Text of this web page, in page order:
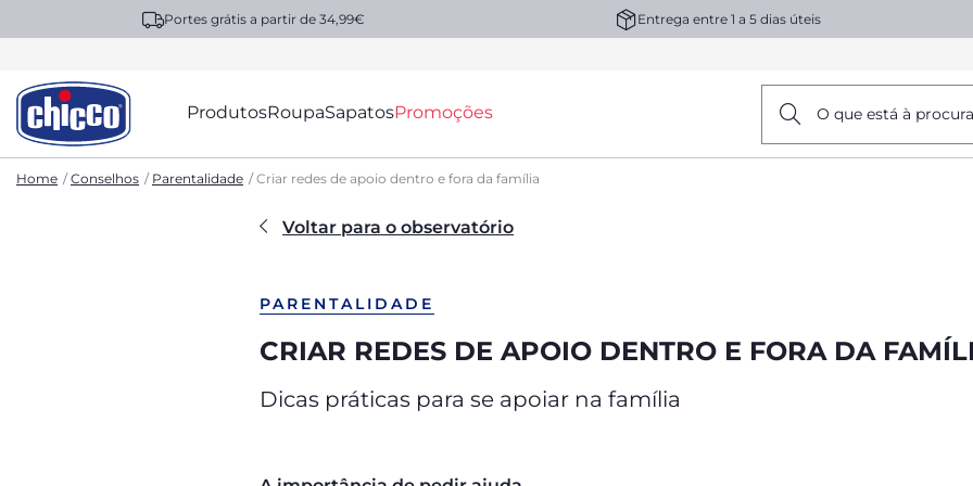
Portes grátis a partir de 34,99€ Entrega entre 1 a 5 dias úteis
ProdutosRoupaSapatosPromoções O que está à
Home Conselhos Parentalidade Criar redes de apoio dentro e fora da família
Voltar para o observatório
PARENTALIDADE
CRIAR REDES DE APOIO DENTRO E FORA DA
Dicas práticas para se apoiar na família